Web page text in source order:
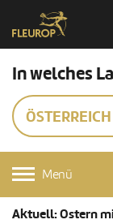
In welches
ÖSTERREICH
Menü
Aktuell: Ostern